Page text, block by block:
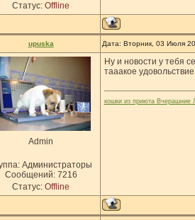
Статус: Offline
upuska Дата: Вторник, 03 Июля
Admin
Администраторы
Сообщений: 7216
Статус: Offline
Ну и новости у тебя
тааакое
кошки из приюта Вчерашние